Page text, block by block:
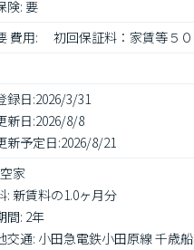
険: 要
費用: 　初回保証料：家賃等５
録日:2026/3/31
新日:2026/8/8
新予定日:2026/8/21
家
: 新賃料の1.0ヶ月分
間: 2年
交通: 小田急電鉄小田原線 千歳